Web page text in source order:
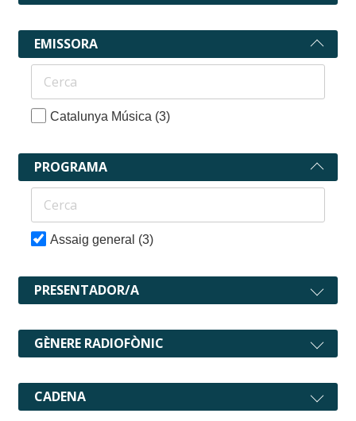
EMISSORA
Catalunya Música (3)
PROGRAMA
Assaig general (3)
PRESENTADOR/A
GÈNERE RADIOFÒNIC
CADENA